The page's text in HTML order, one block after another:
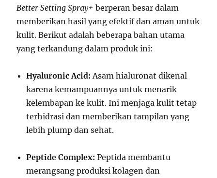
Better Setting Spray+ berperan besar dalam
memberikan hasil yang efektif dan aman untuk
kulit. Berikut adalah beberapa bahan utama
yang terkandung dalam produk ini:
Hyaluronic Acid: Asam hialuronat dikenal
karena kemampuannya untuk menarik
kelembapan ke kulit. Ini menjaga kulit tetap
terhidrasi dan memberikan tampilan yang
lebih plump dan sehat.
Peptide Complex: Peptida membantu
merangsang produksi kolagen dan